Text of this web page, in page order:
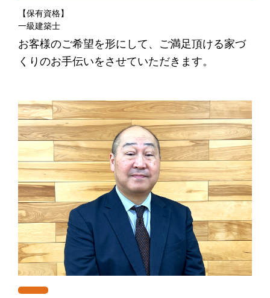
【保有資格】
一級建築士
お客様のご希望を形にして、ご満足頂ける家づ
くりのお手伝いをさせていただきます。